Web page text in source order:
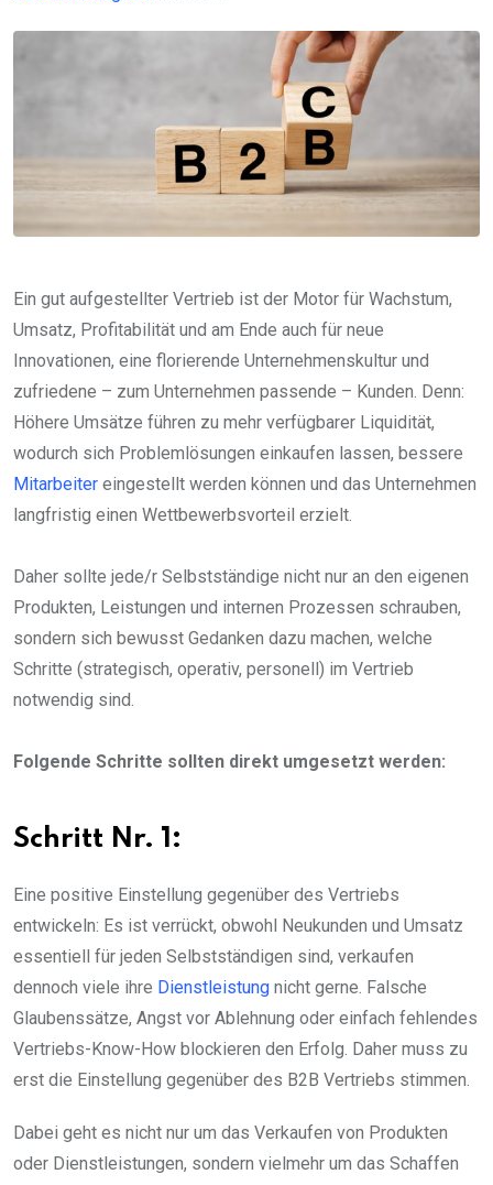
Ein gut aufgestellter Vertrieb ist der Motor für Wachstum,
Umsatz, Profitabilität und am Ende auch für neue
Innovationen, eine florierende Unternehmenskultur und
zufriedene – zum Unternehmen passende – Kunden. Denn:
Höhere Umsätze führen zu mehr verfügbarer Liquidität,
wodurch sich Problemlösungen einkaufen lassen, bessere
Mitarbeiter eingestellt werden können und das Unternehmen
langfristig einen Wettbewerbsvorteil erzielt.
Daher sollte jede/r Selbstständige nicht nur an den eigenen
Produkten, Leistungen und internen Prozessen schrauben,
sondern sich bewusst Gedanken dazu machen, welche
Schritte (strategisch, operativ, personell) im Vertrieb
notwendig sind.
Folgende Schritte sollten direkt umgesetzt werden:
Schritt Nr. 1:
Eine positive Einstellung gegenüber des Vertriebs
entwickeln: Es ist verrückt, obwohl Neukunden und Umsatz
essentiell für jeden Selbstständigen sind, verkaufen
dennoch viele ihre Dienstleistung nicht gerne. Falsche
Glaubenssätze, Angst vor Ablehnung oder einfach fehlendes
Vertriebs-Know-How blockieren den Erfolg. Daher muss zu
erst die Einstellung gegenüber des B2B Vertriebs stimmen.
Dabei geht es nicht nur um das Verkaufen von Produkten
oder Dienstleistungen, sondern vielmehr um das Schaffen